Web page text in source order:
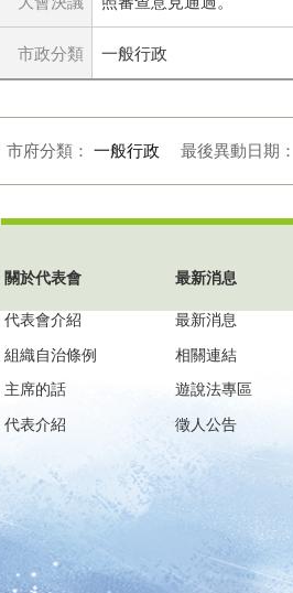
市政分類 一般行政
市府分類： 一般行政 最後異動日期：
關於代表會
代表會介紹
組織自治條例
主席的話
代表介紹
最新消息
最新消息
相關連結
遊說法專區
徵人公告